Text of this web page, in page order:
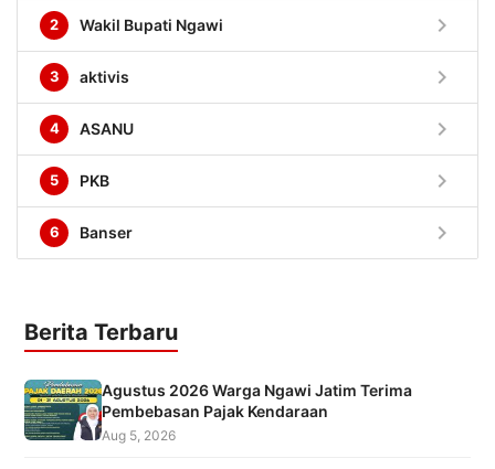
2 Wakil Bupati Ngawi chevron_right
3 aktivis chevron_right
4 ASANU chevron_right
5 PKB chevron_right
6 Banser chevron_right
Berita Terbaru
Agustus 2026 Warga Ngawi Jatim Terima
Pembebasan Pajak Kendaraan
Aug 5, 2026